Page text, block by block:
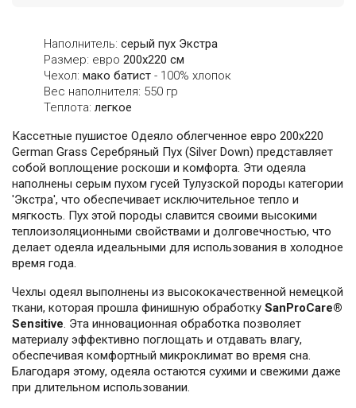
Наполнитель: серый пух Экстра
Размер: евро 200х220 см
Чехол: мако батист - 100% хлопок
Вес наполнителя: 550 гр
Теплота: легкое
Кассетные пушистое Одеяло облегченное евро 200х220
German Grass Серебряный Пух (Silver Down) представляет
собой воплощение роскоши и комфорта. Эти одеяла
наполнены серым пухом гусей Тулузской породы категории
'Экстра', что обеспечивает исключительное тепло и
мягкость. Пух этой породы славится своими высокими
теплоизоляционными свойствами и долговечностью, что
делает одеяла идеальными для использования в холодное
время года.
Чехлы одеял выполнены из высококачественной немецкой
ткани, которая прошла финишную обработку SanProCare®
Sensitive. Эта инновационная обработка позволяет
материалу эффективно поглощать и отдавать влагу,
обеспечивая комфортный микроклимат во время сна.
Благодаря этому, одеяла остаются сухими и свежими даже
при длительном использовании.